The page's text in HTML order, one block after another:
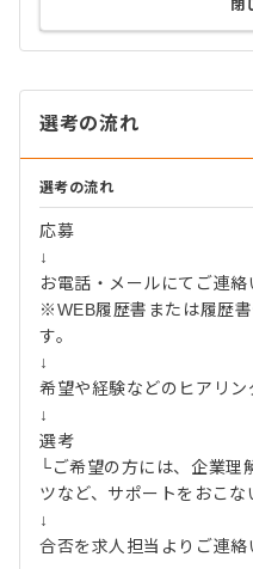
閉
選考の流れ
選考の流れ
応募
↓
お電話・メールにてご連絡
※WEB履歴書または履歴
す。
↓
希望や経験などのヒアリン
↓
選考
└ご希望の方には、企業理
ツなど、サポートをおこな
↓
合否を求人担当よりご連絡